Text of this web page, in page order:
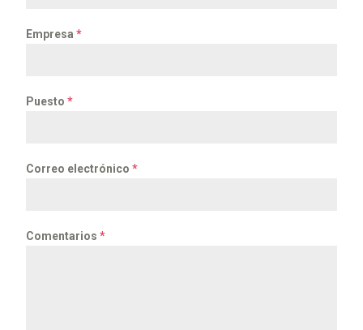
Empresa*
Puesto*
Correo electrónico*
Comentarios*